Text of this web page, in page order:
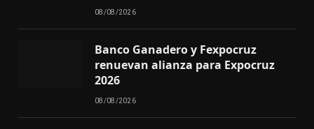
08/08/2026
Banco Ganadero y Fexpocruz
renuevan alianza para Expocruz
2026
08/08/2026